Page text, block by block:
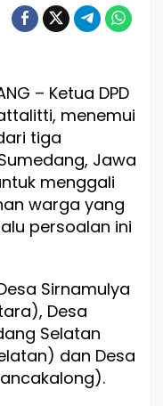
– Ketua DPD
menemui
tiga
Jawa
menggali
warga yang
persoalan ini
Sirnamulya
Desa
Selatan
dan Desa